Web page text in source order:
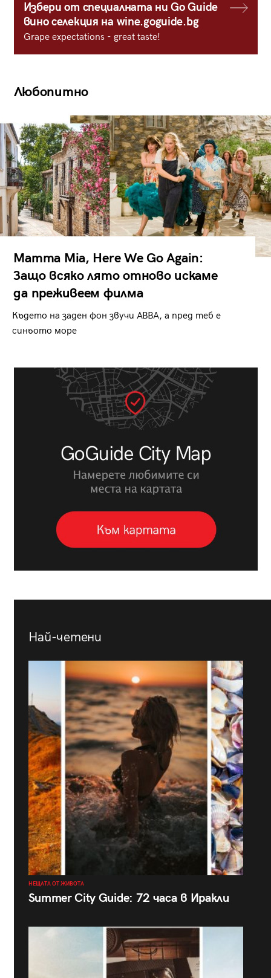
Избери от специалната ни Go Guide
вино селекция на wine.goguide.bg
Grape expectations - great taste!
Любопитно
Mamma Mia, Here We Go Again:
Защо всяко лято отново искаме
да преживеем филма
Където на заден фон звучи ABBA, а пред теб е
синьото море
Най-четени
НЕЩАТА ОТ ЖИВОТА
Summer City Guide: 72 часа в Иракли